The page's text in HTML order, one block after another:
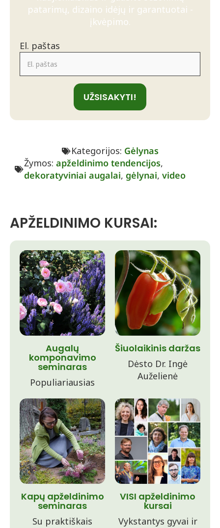
patarimų, dizaino idėjų ir garantuotai -
įkvėpimo.
El. paštas
UŽSISAKYTI!
Kategorijos: Gėlynas
Žymos: apželdinimo tendencijos,
dekoratyviniai augalai, gėlynai, video
APŽELDINIMO KURSAI:
Augalų
komponavimo
seminaras
Populiariausias
Šiuolaikinis daržas
Dėsto Dr. Ingė
Auželienė
Kapų apželdinimo
seminaras
Su praktiškais
VISI apželdinimo
kursai
Vykstantys gyvai ir